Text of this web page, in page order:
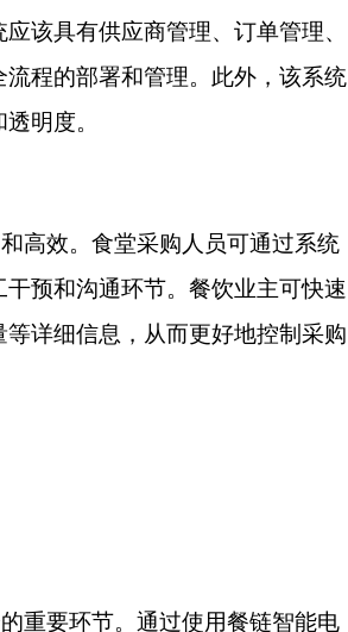
该具有供应商管理、订单管理、
程的部署和管理。此外，该系统
明度。
高效。食堂采购人员可通过系统
预和沟通环节。餐饮业主可快速
详细信息，从而更好地控制采购
重要环节。通过使用餐链智能电